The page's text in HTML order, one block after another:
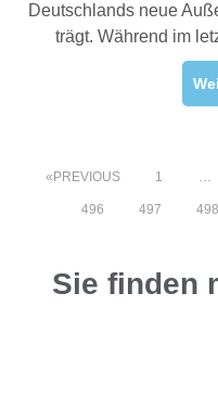
Deutschlands neue
trägt. Während im
PREVIOUS 1 …
496 497 498
Sie finden